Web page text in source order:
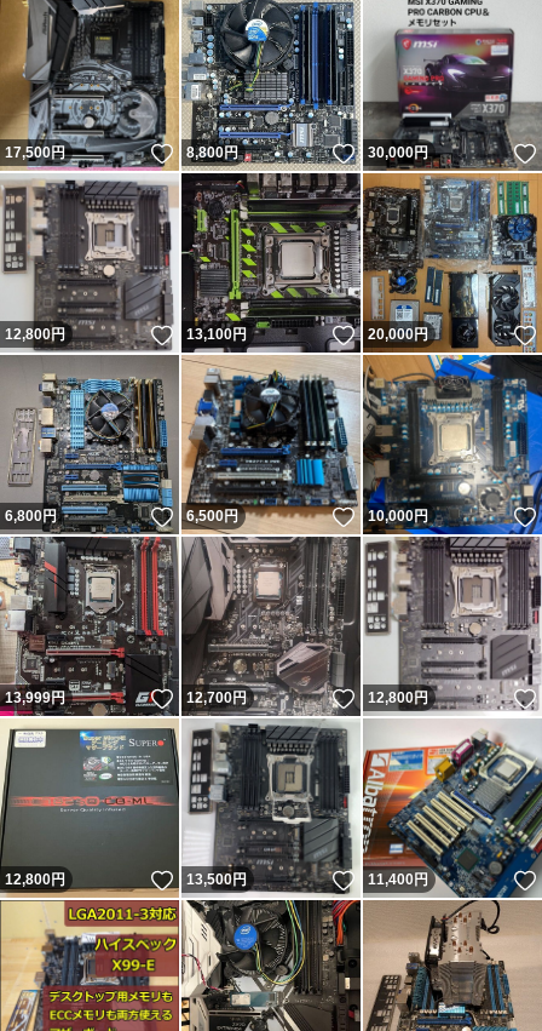
17,500円 いいね！
8,800円 いいね！
30,000円
12,800円 いいね！
13,100円 いいね！
20,000円
6,800円 いいね！
6,500円 いいね！
10,000円
13,999円 いいね！
12,700円 いいね！
12,800円
12,800円 いいね！
13,500円 いいね！
11,400円